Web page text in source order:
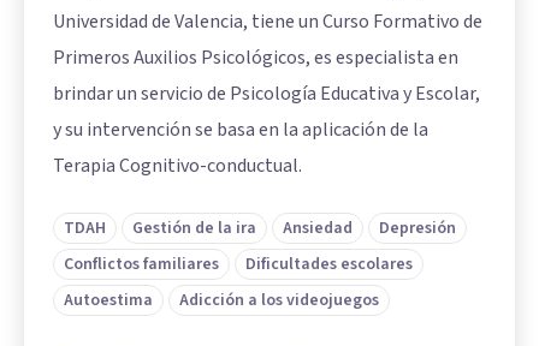
Universidad de Valencia, tiene un Curso Formativo de
Primeros Auxilios Psicológicos, es especialista en
brindar un servicio de Psicología Educativa y Escolar,
y su intervención se basa en la aplicación de la
Terapia Cognitivo-conductual.
TDAH Gestión de la ira Ansiedad
Depresión
Conflictos familiares
Dificultades escolares
Autoestima
Adicción a los videojuegos